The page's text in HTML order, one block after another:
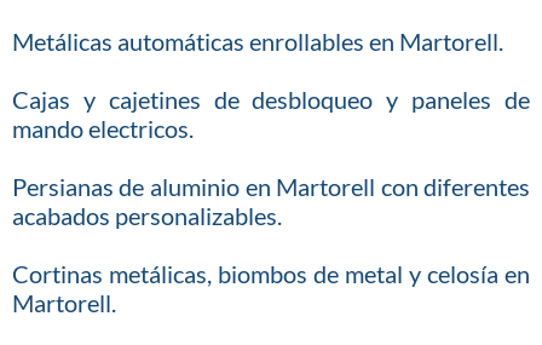
Metálicas automáticas enrollables en Martorell.
Cajas y cajetines de desbloqueo y paneles de
mando electricos.
Persianas de aluminio en Martorell con diferentes
acabados personalizables.
Cortinas metálicas, biombos de metal y celosía en
Martorell.